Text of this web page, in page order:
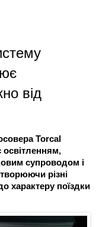
від
Torcal
супроводом і
різні
характеру поїздки